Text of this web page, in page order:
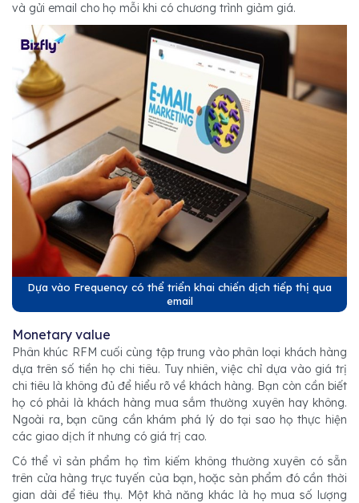
và gửi email cho họ mỗi khi có chương trình giảm giá.
Dựa vào Frequency có thể triển khai chiến dịch tiếp thị qua
email
Monetary value
Phân khúc RFM cuối cùng tập trung vào phân loại khách hàng
dựa trên số tiền họ chi tiêu. Tuy nhiên, việc chỉ dựa vào giá trị
chi tiêu là không đủ để hiểu rõ về khách hàng. Bạn còn cần biết
họ có phải là khách hàng mua sắm thường xuyên hay không.
Ngoài ra, bạn cũng cần khám phá lý do tại sao họ thực hiện
các giao dịch ít nhưng có giá trị cao.
Có thể vì sản phẩm họ tìm kiếm không thường xuyên có sẵn
trên cửa hàng trực tuyến của bạn, hoặc sản phẩm đó cần thời
gian dài để tiêu thụ. Một khả năng khác là họ mua số lượng